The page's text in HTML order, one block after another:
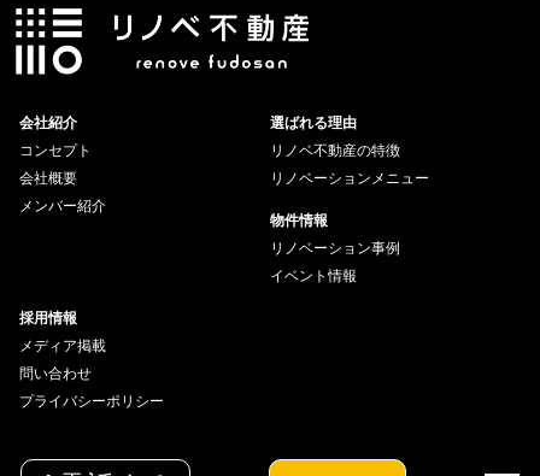
会社紹介
コンセプト
会社概要
メンバー紹介
選ばれる理由
リノベ不動産の特徴
リノベーションメニュー
物件情報
リノベーション事例
イベント情報
採用情報
メディア掲載
問い合わせ
プライバシーポリシー